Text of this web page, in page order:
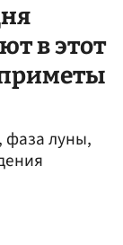
в этот
фаза луны,